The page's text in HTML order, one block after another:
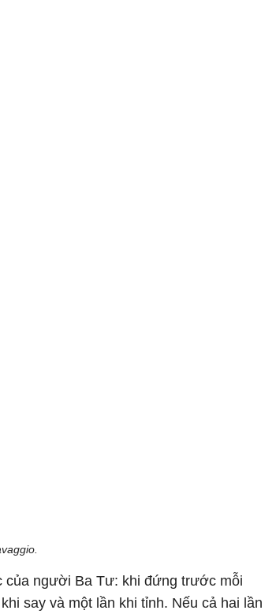
của người Ba Tư: khi đứng trước mỗi
say và một lần khi tỉnh. Nếu cả hai lần